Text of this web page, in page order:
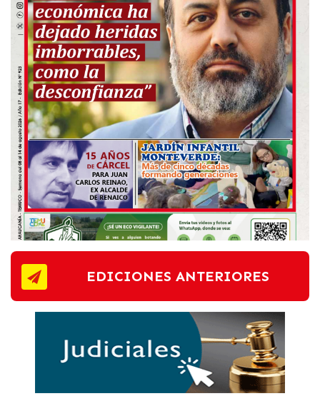
EDICIONES ANTERIORES